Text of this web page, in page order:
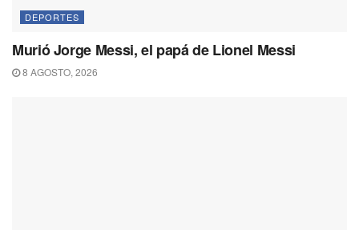
DEPORTES
Murió Jorge Messi, el papá de Lionel Messi
8 AGOSTO, 2026